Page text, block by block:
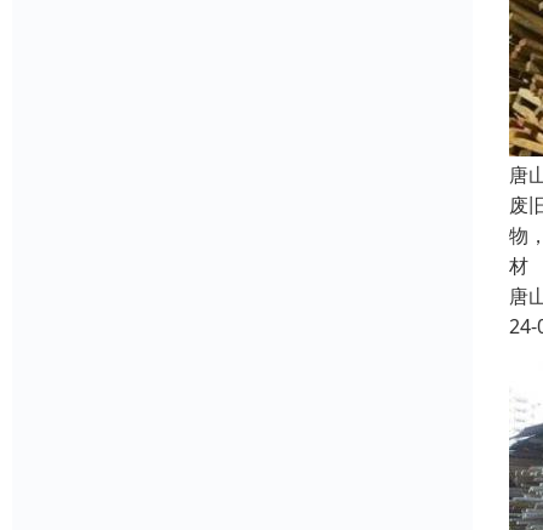
唐
废
物
材
唐
24-